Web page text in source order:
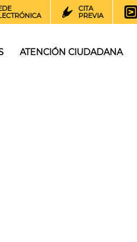
CITA
PREVIA
ATENCIÓN CIUDADANA